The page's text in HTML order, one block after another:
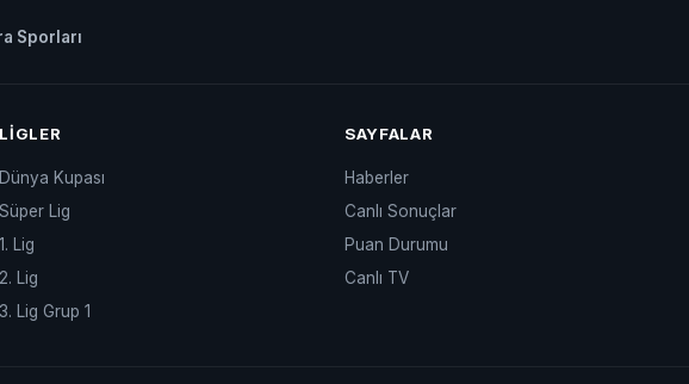
Sporları
LIGLER
Dünya Kupası
Süper Lig
1. Lig
2. Lig
3. Lig Grup 1
SAYFALAR
Haberler
Canlı Sonuçlar
Puan Durumu
Canlı TV